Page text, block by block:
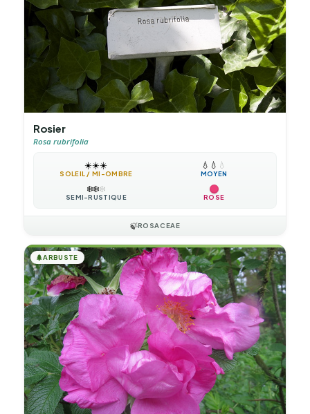
Rosier
Rosa rubrifolia
☀️☀️☀️
SOLEIL / MI-OMBRE
💧 💧 💧
MOYEN
❄️❄️❄️
SEMI-RUSTIQUE ROSE
🍃ROSACEAE
🌲ARBUSTE